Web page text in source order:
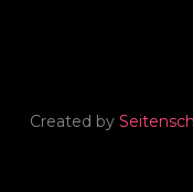
Created by